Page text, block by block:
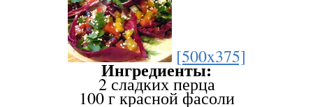
[500x375]
Ингредиенты:
2 сладких перца
100 г красной фасоли